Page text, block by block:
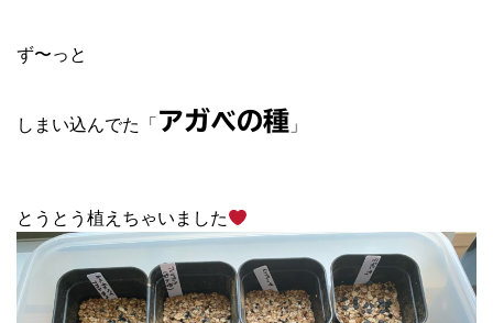
ず〜っと
しまい込んでた「アガベの種 」
とうとう植えちゃいました